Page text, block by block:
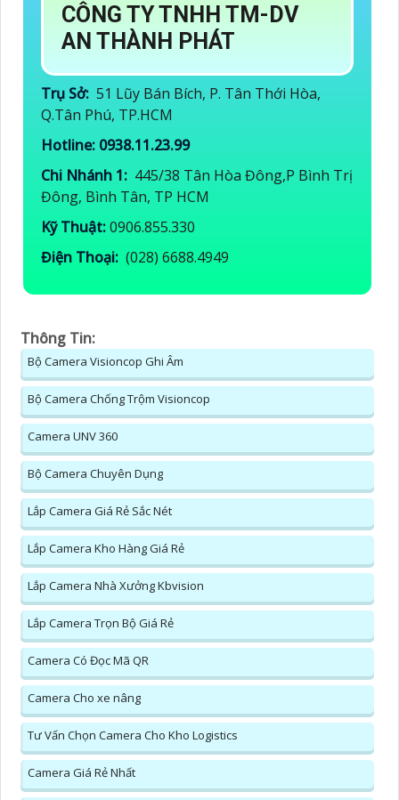
CÔNG TY TNHH TM-DV
AN THÀNH PHÁT
Trụ Sở: 51 Lũy Bán Bích, P. Tân Thới Hòa,
Q.Tân Phú, TP.HCM
Hotline: 0938.11.23.99
Chi Nhánh 1: 445/38 Tân Hòa Đông,P Bình Trị
Đông, Bình Tân, TP HCM
Kỹ Thuật:0906.855.330
Điện Thoại: (028) 6688.4949
Thông Tin:
Bộ Camera Visioncop Ghi Âm
Bộ Camera Chống Trộm Visioncop
Camera UNV 360
Bộ Camera Chuyên Dụng
Lắp Camera Giá Rẻ Sắc Nét
Lắp Camera Kho Hàng Giá Rẻ
Lắp Camera Nhà Xưởng Kbvision
Lắp Camera Trọn Bộ Giá Rẻ
Camera Có Đọc Mã QR
Camera Cho xe nâng
Tư Vấn Chọn Camera Cho Kho Logistics
Camera Giá Rẻ Nhất